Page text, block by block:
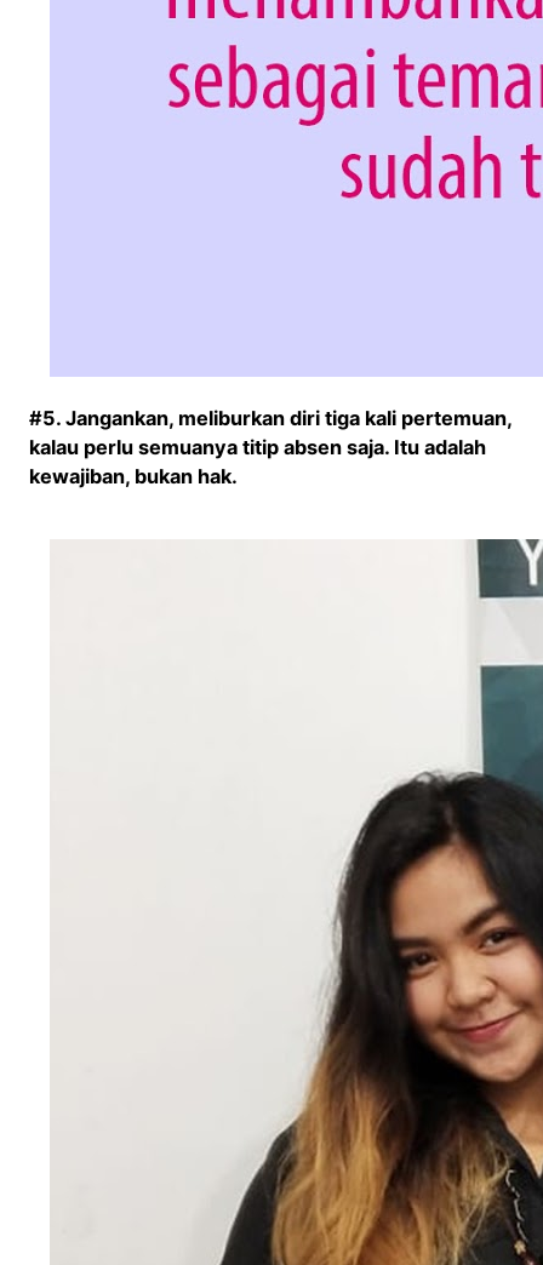
#5. Jangankan, meliburkan diri tiga kali pertemuan,
kalau perlu semuanya titip absen saja. Itu adalah
kewajiban, bukan hak.